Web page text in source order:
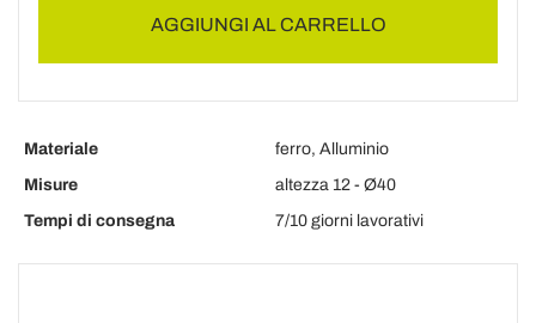
AGGIUNGI AL CARRELLO
Materiale
ferro, Alluminio
Misure
altezza 12 - Ø40
Tempi di consegna
7/10 giorni lavorativi